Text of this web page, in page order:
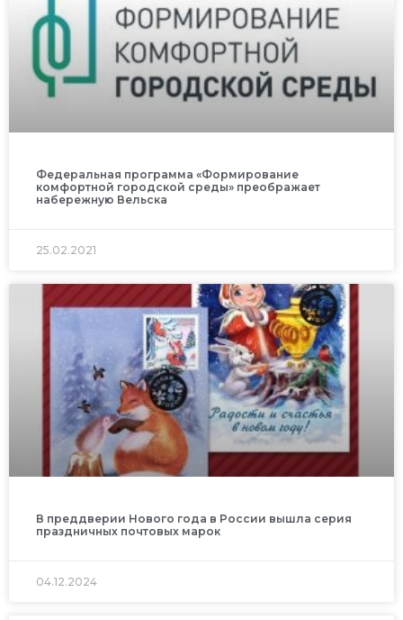
Федеральная программа «Формирование
комфортной городской среды» преображает
набережную Вельска
25.02.2021
В преддверии Нового года в России вышла серия
праздничных почтовых марок
04.12.2024